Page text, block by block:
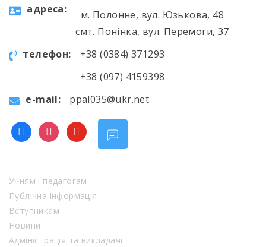
aдресa:
м. Полонне, вул. Юзькова, 48
смт. Понінка, вул. Перемоги, 37
телефон:
+38 (0384) 371293
+38 (097) 4159398
e-mail:
ppal035@ukr.net
facebookinstagram
youtube
Учням і педагогам
Публічна інформація
Вступникам
Новини
Адміністрація та викладачі